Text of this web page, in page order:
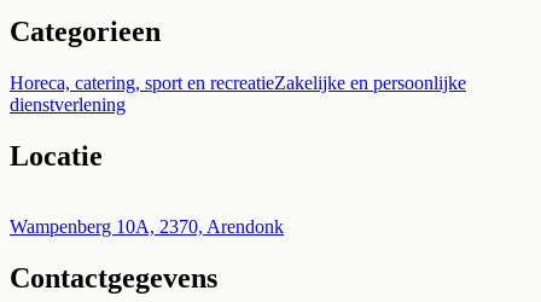
Categorieen
Horeca, catering, sport en recreatieZakelijke en persoonlijke
dienstverlening
Locatie
+
−
Wampenberg 10A, 2370, Arendonk
Contactgegevens